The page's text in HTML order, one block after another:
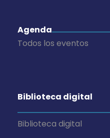
Agenda
Todos los eventos
Biblioteca digital
Biblioteca digital